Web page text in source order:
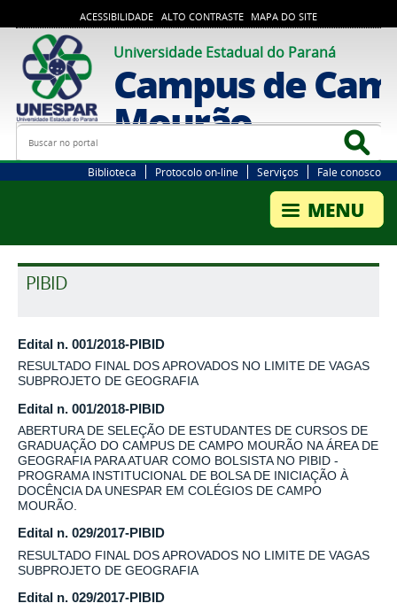
ACESSIBILIDADE ALTO CONTRASTE MAPA DO SITE
Universidade Estadual do Paraná
Campus de
Mourão
Busca
Biblioteca Protocolo on-line Serviços Fale conosco
PIBID
Edital n. 001/2018-PIBID
RESULTADO FINAL DOS APROVADOS NO LIMITE DE VAGAS
SUBPROJETO DE GEOGRAFIA
Edital n. 001/2018-PIBID
ABERTURA DE SELEÇÃO DE ESTUDANTES DE CURSOS DE
GRADUAÇÃO DO CAMPUS DE CAMPO MOURÃO NA ÁREA DE
GEOGRAFIA PARA ATUAR COMO BOLSISTA NO PIBID -
PROGRAMA INSTITUCIONAL DE BOLSA DE INICIAÇÃO À
DOCÊNCIA DA UNESPAR EM COLÉGIOS DE CAMPO
MOURÃO.
Edital n. 029/2017-PIBID
RESULTADO FINAL DOS APROVADOS NO LIMITE DE VAGAS
SUBPROJETO DE GEOGRAFIA
Edital n. 029/2017-PIBID